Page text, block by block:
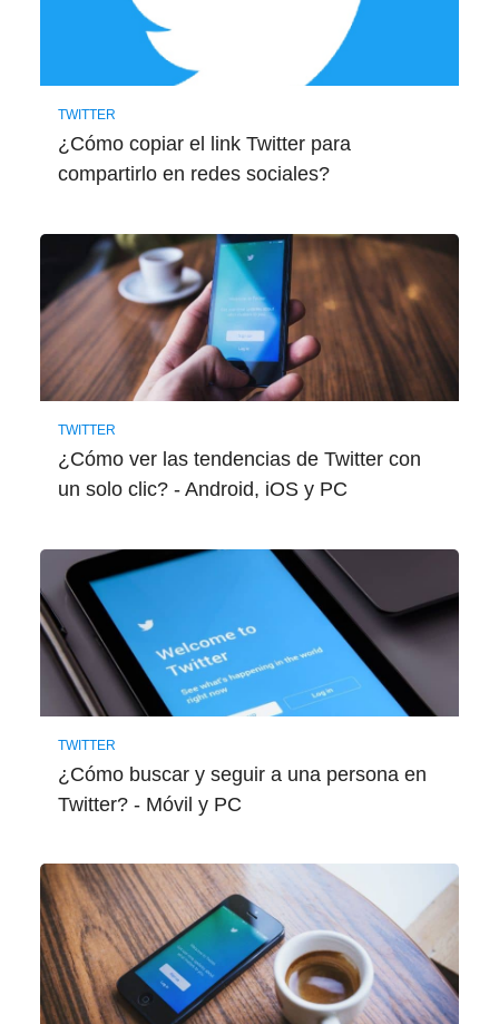
TWITTER
¿Cómo copiar el link Twitter para
compartirlo en redes sociales?
TWITTER
¿Cómo ver las tendencias de Twitter con
un solo clic? - Android, iOS y PC
TWITTER
¿Cómo buscar y seguir a una persona en
Twitter? - Móvil y PC